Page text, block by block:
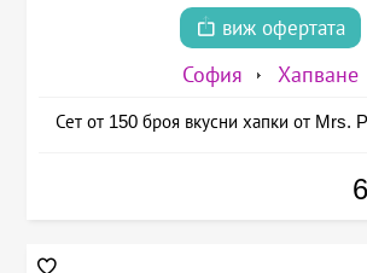
виж офертата
София Хапване
Сет от 150 броя вкусни хапки от Mrs.